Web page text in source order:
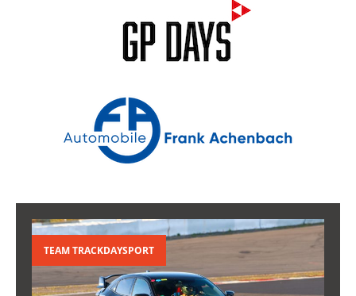
TEAM TRACKDAYSPORT